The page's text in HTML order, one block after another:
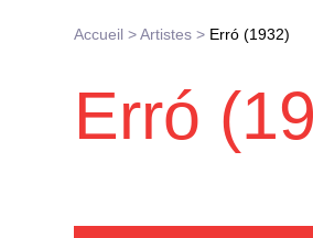
Accueil >Artistes > Erró (1932)
Erró